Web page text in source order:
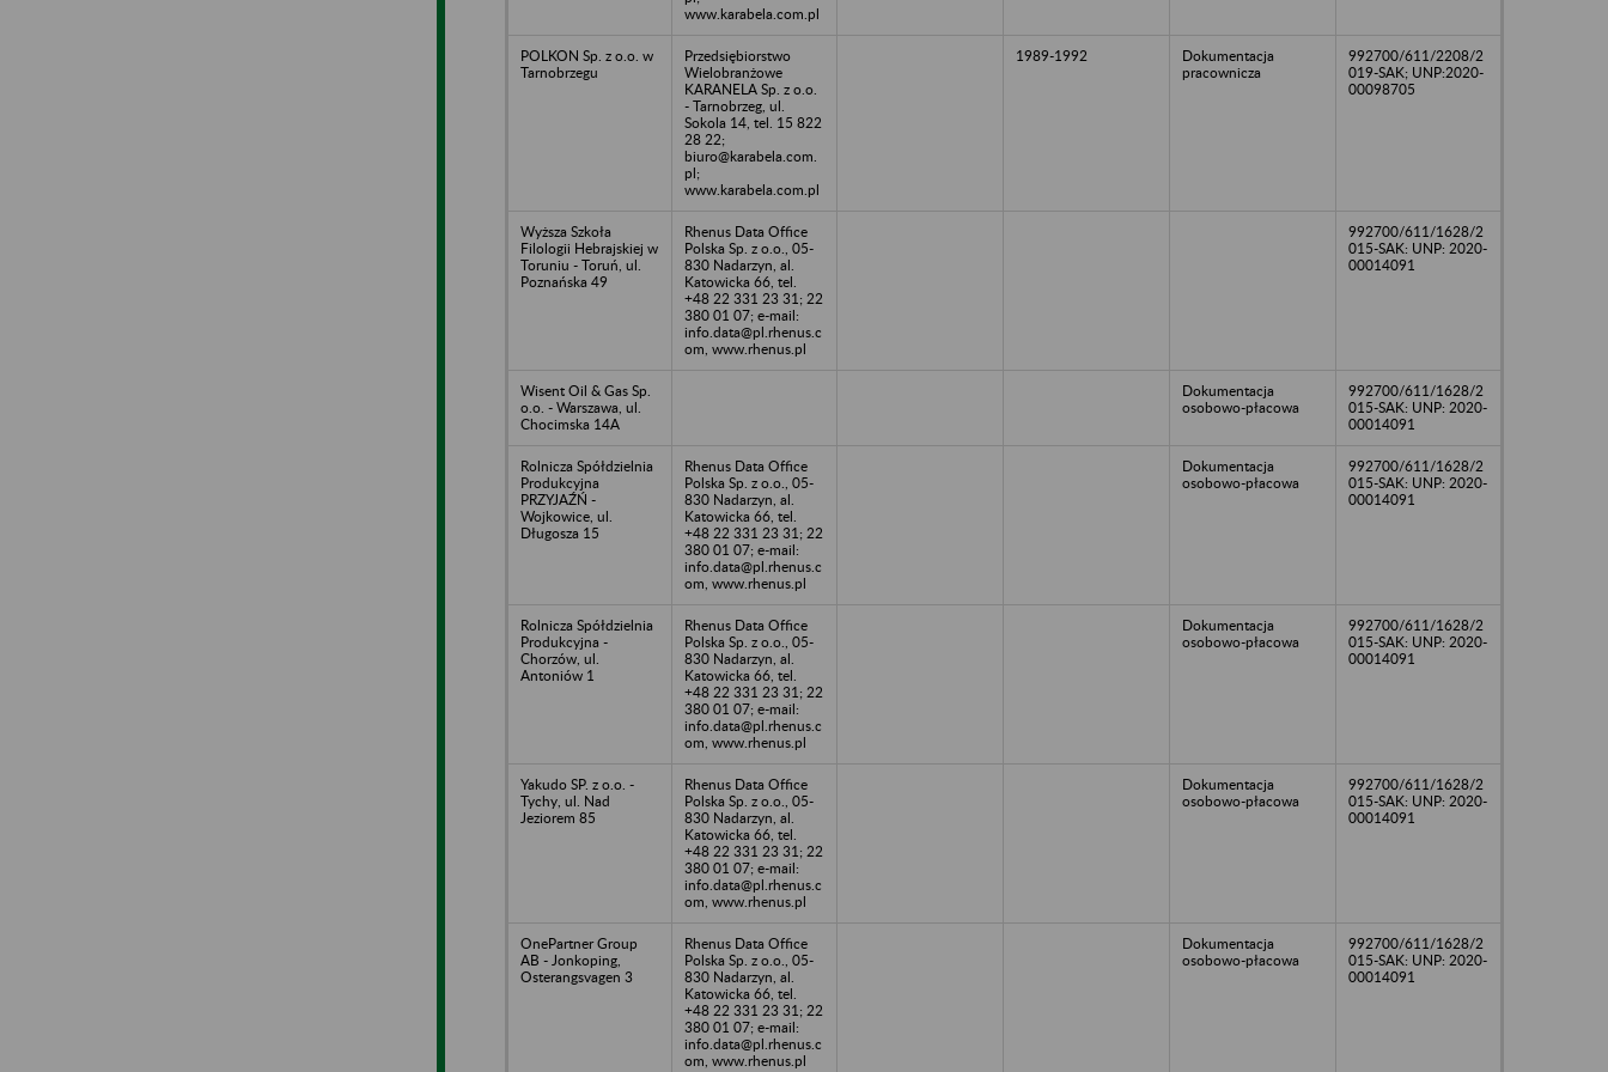
www.karabela.com.pl
POLKON Sp. z o.o. w
Tarnobrzegu
Przedsiębiorstwo
Wielobranżowe
KARANELA Sp. z o.o.
- Tarnobrzeg, ul.
Sokola 14, tel. 15 822
28 22;
biuro@karabela.com.
pl;
www.karabela.com.pl
1989-1992
Dokumentacja
pracownicza
992700/611/2208/2
019-SAK; UNP:2020-
00098705
Wyższa Szkoła
Filologii Hebrajskiej w
Toruniu - Toruń, ul.
Poznańska 49
Rhenus Data Office
Polska Sp. z o.o., 05-
830 Nadarzyn, al.
Katowicka 66, tel.
+48 22 331 23 31; 22
380 01 07; e-mail:
info.data@pl.rhenus.c
om, www.rhenus.pl
992700/611/1628/2
015-SAK: UNP: 2020-
00014091
Wisent Oil & Gas Sp.
o.o. - Warszawa, ul.
Chocimska 14A
Dokumentacja
osobowo-płacowa
992700/611/1628/2
015-SAK: UNP: 2020-
00014091
Rolnicza Spółdzielnia
Produkcyjna
PRZYJAŹŃ -
Wojkowice, ul.
Długosza 15
Rhenus Data Office
Polska Sp. z o.o., 05-
830 Nadarzyn, al.
Katowicka 66, tel.
+48 22 331 23 31; 22
380 01 07; e-mail:
info.data@pl.rhenus.c
om, www.rhenus.pl
Dokumentacja
osobowo-płacowa
992700/611/1628/2
015-SAK: UNP: 2020-
00014091
Rolnicza Spółdzielnia
Produkcyjna -
Chorzów, ul.
Antoniów 1
Rhenus Data Office
Polska Sp. z o.o., 05-
830 Nadarzyn, al.
Katowicka 66, tel.
+48 22 331 23 31; 22
380 01 07; e-mail:
info.data@pl.rhenus.c
om, www.rhenus.pl
Dokumentacja
osobowo-płacowa
992700/611/1628/2
015-SAK: UNP: 2020-
00014091
Yakudo SP. z o.o. -
Tychy, ul. Nad
Jeziorem 85
Rhenus Data Office
Polska Sp. z o.o., 05-
830 Nadarzyn, al.
Katowicka 66, tel.
+48 22 331 23 31; 22
380 01 07; e-mail:
info.data@pl.rhenus.c
om, www.rhenus.pl
Dokumentacja
osobowo-płacowa
992700/611/1628/2
015-SAK: UNP: 2020-
00014091
OnePartner Group
AB - Jonkoping,
Osterangsvagen 3
Rhenus Data Office
Polska Sp. z o.o., 05-
830 Nadarzyn, al.
Katowicka 66, tel.
+48 22 331 23 31; 22
380 01 07; e-mail:
info.data@pl.rhenus.c
om, www.rhenus.pl
Dokumentacja
osobowo-płacowa
992700/611/1628/2
015-SAK: UNP: 2020-
00014091